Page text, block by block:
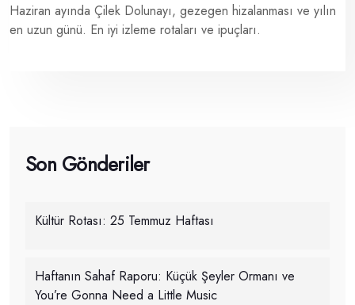
Haziran ayında Çilek Dolunayı, gezegen hizalanması ve yılın
en uzun günü. En iyi izleme rotaları ve ipuçları.
Son Gönderiler
Kültür Rotası: 25 Temmuz Haftası
Haftanın Sahaf Raporu: Küçük Şeyler Ormanı ve
You’re Gonna Need a Little Music